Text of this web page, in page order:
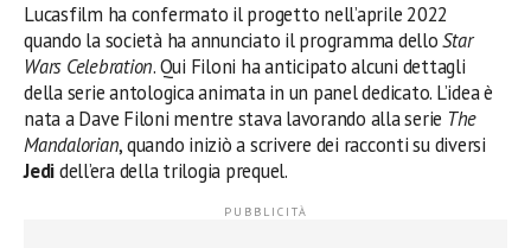
Lucasfilm ha confermato il progetto nell’aprile 2022
quando la società ha annunciato il programma delloStar
Wars Celebration. Qui Filoni ha anticipato alcuni dettagli
della serie antologica animata in un panel dedicato. L’idea è
nata a Dave Filoni mentre stava lavorando alla serie The
Mandalorian, quando iniziò a scrivere dei racconti su diversi
Jedidell’era della trilogia prequel.